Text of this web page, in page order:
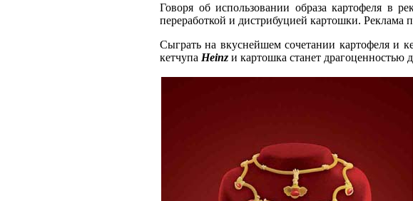
Говоря об использовании образа картофеля в
переработкой и дистрибуцией картошки. Реклама
Сыграть на вкуснейшем сочетании картофеля и
кетчупа Heinz и картошка станет